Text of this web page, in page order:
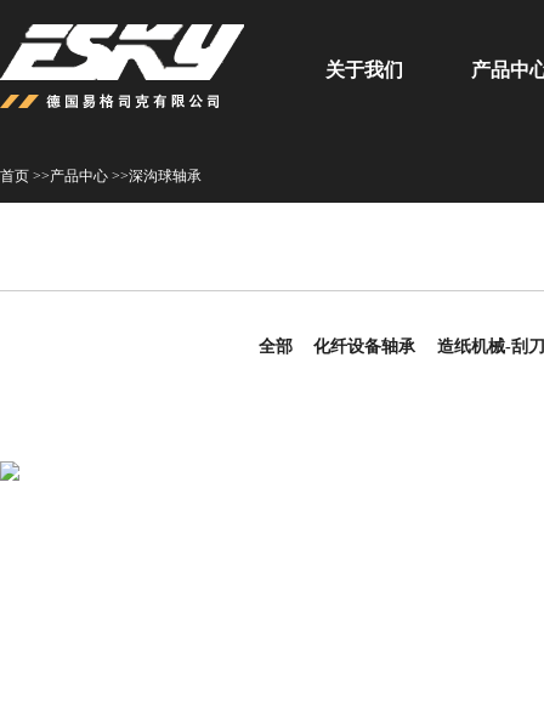
关于我们 产品中
首页 >>产品中心 >>深沟球轴承
全部 化纤设备轴承 造纸机械-刮